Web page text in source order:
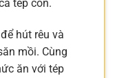
tép con.
hút rêu và
mồi. Cùng
ăn với tép